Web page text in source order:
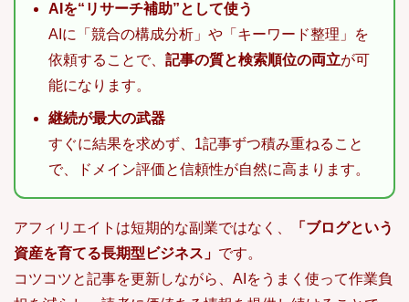
AIを“リサーチ補助”として使う
AIに「競合の構成分析」や「キーワード整理」を
依頼することで、 記事の質と検索順位の両立が可
能になります。
継続が最大の武器
すぐに結果を求めず、1記事ずつ積み重ねること
で、ドメイン評価と信頼性が自然に高まります。
アフィリエイトは短期的な副業ではなく、
「ブログという
資産を育てる長期型ビジネス」 です。
コツコツと記事を更新しながら、AIをうまく使って作業負